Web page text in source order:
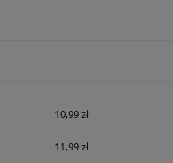
10,99 zł
11,99 zł